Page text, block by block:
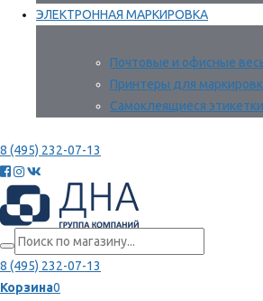
ЭЛЕКТРОННАЯ МАРКИРОВКА
Почтовые и офисные
Принтеры для
Самоклеящиеся этикетки
8 (495) 232-07-13
8 (495) 232-07-13
Корзина0